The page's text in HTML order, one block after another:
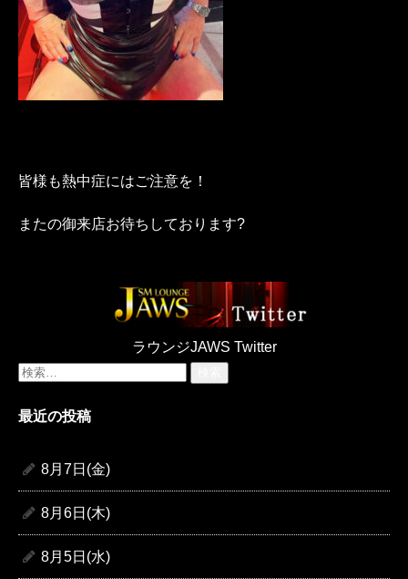
皆様も熱中症にはご注意を！
またの御来店お待ちしております?
ラウンジJAWS Twitter
検
最近の投稿
8月7日(金)
8月6日(木)
8月5日(水)